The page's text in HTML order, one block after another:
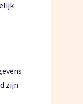
zijn